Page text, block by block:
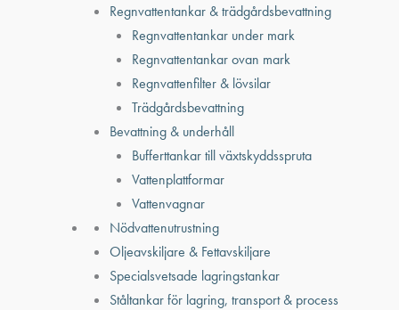
Regnvattentankar & trädgårdsbevattning
Regnvattentankar under mark
Regnvattentankar ovan mark
Regnvattenfilter & lövsilar
Trädgårdsbevattning
Bevattning & underhåll
Bufferttankar till växtskyddsspruta
Vattenplattformar
Vattenvagnar
Nödvattenutrustning
Oljeavskiljare & Fettavskiljare
Specialsvetsade lagringstankar
Ståltankar för lagring, transport & process